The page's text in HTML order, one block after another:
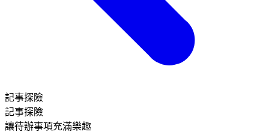
記事探險
記事探險
讓待辦事項充滿樂趣